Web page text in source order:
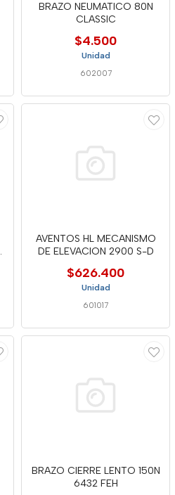
BRAZO NEUMATICO 80N
CLASSIC
$4.500
Unidad
602007
AVENTOS HL MECANISMO
DE ELEVACION 2900 S-D
$626.400
Unidad
601017
BRAZO CIERRE LENTO 150N
6432 FEH